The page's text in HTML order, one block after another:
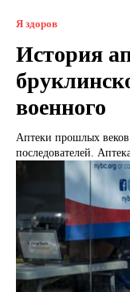
Я здоров
История
военного
Аптеки прошлых веков
последователей.